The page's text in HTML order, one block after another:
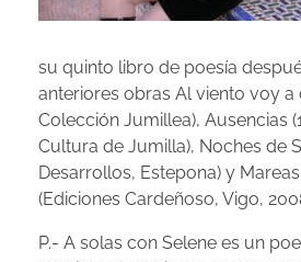
Escrito en la memoria
GRUPO EDITORIAL DE POESÍA
FOTOS
su quinto libro de poesía
anteriores obras Al viento voy a
Colección Jumillea), Ausencias
Cultura de Jumilla), Noches de
Desarrollos, Estepona) y
(Ediciones Cardeñoso, Vigo,
P.- A solas con Selene es un